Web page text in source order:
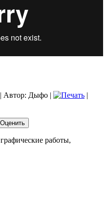
| Автор: Дыфо |
|
работы,